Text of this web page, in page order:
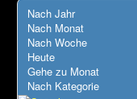
Pressemeldungen
Termine
Nach Jahr
Nach Monat
Nach Woche
Heute
Gehe zu Monat
Nach Kategorie